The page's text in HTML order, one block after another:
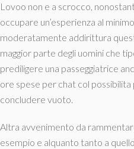
Lovoo non e a scrocco,
occupare un’esperienza al
moderatamente addirittura
maggior parte degli uomini che
prediligere una passeggiatrice
ore spese per chat col
concludere vuoto.
Altra avvenimento da
esempio e alquanto tanto a